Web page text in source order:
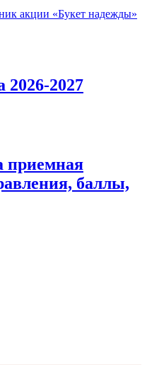
акции «Букет надежды»
2027
приемная
баллы,